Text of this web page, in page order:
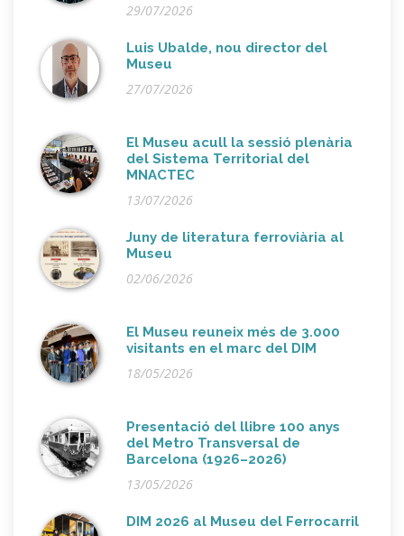
29/07/2026
Luis Ubalde, nou director del
Museu
27/07/2026
El Museu acull la sessió plenària
del Sistema Territorial del
MNACTEC
13/07/2026
Juny de literatura ferroviària al
Museu
02/06/2026
El Museu reuneix més de 3.000
visitants en el marc del DIM
18/05/2026
Presentació del llibre 100 anys
del Metro Transversal de
Barcelona (1926–2026)
13/05/2026
DIM 2026 al Museu del Ferrocarril